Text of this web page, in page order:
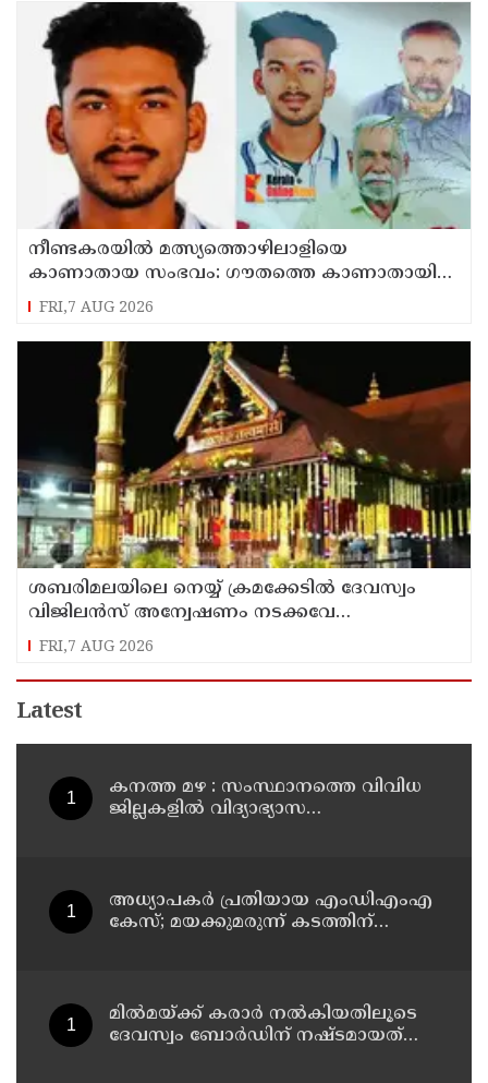
നീണ്ടകരയില്‍ മത്സ്യത്തൊഴിലാളിയെ
കാണാതായ സംഭവം: ഗൗതത്തെ കാണാതായിട്ട്
എട്ടാം ദിവസം
FRI,7 AUG 2026
ശബരിമലയിലെ നെയ്യ് ക്രമക്കേടില്‍ ദേവസ്വം
വിജിലന്‍സ് അന്വേഷണം നടക്കവേ
തിരുവിതാംകൂര്‍ ദേവസ്വം ബോര്‍ഡ് യോഗം ഇന്ന്
FRI,7 AUG 2026
Latest
കനത്ത മഴ : സംസ്ഥാനത്തെ വിവിധ
ജില്ലകളിൽ വിദ്യാഭ്യാസ
അധ്യാപകര്‍ പ്രതിയായ എംഡിഎംഎ
കേസ്; മയക്കുമരുന്ന് കടത്തിന്
മില്‍മയ്ക്ക് കരാര്‍ നല്‍കിയതിലൂടെ
ദേവസ്വം ബോര്‍ഡിന് നഷ്ടമായത്